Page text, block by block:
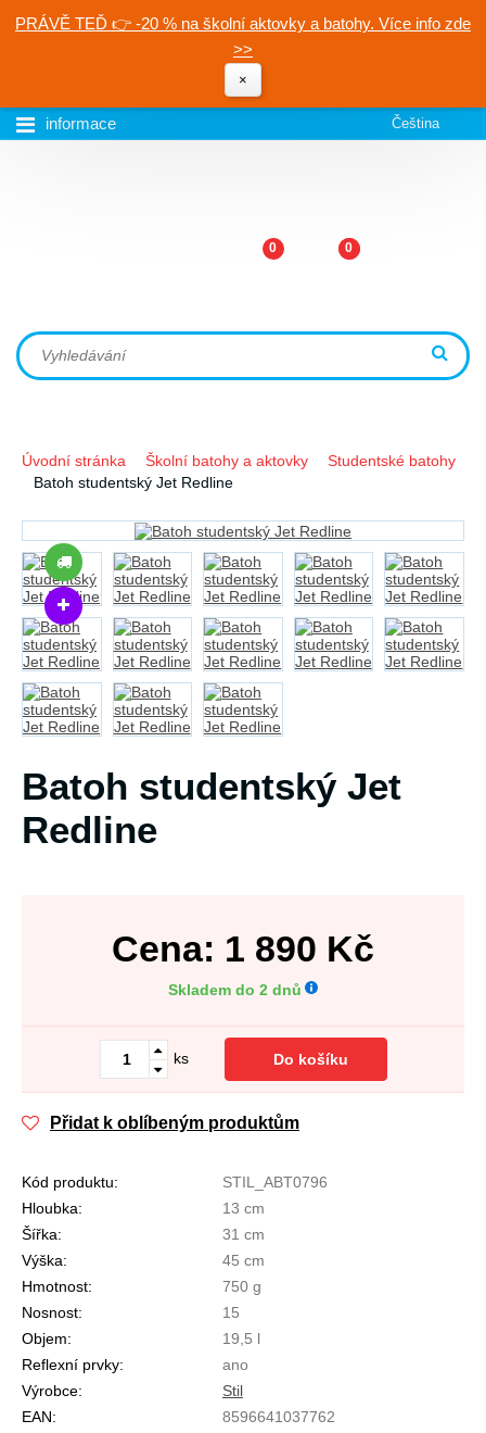
PRÁVĚ TEĎ 👉 -20 % na školní aktovky a batohy. Více info zde
>>
×
informace Čeština
0 0
Úvodní stránka Školní batohy a aktovky
Studentské batohy
Batoh studentský Jet Redline
Batoh studentský Jet
Redline
Cena: 1 890 Kč
Skladem do 2 dnů
ks Do košíku
Přidat k oblíbeným produktům
Kód produktu:
STIL_ABT0796
Hloubka:
13 cm
Šířka:
31 cm
Výška:
45 cm
Hmotnost:
750 g
Nosnost:
15
Objem:
19,5 l
Reflexní prvky:
ano
Výrobce:
Stil
EAN:
8596641037762